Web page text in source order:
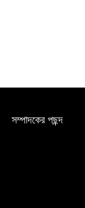
সম্পাদকের পছন্দ